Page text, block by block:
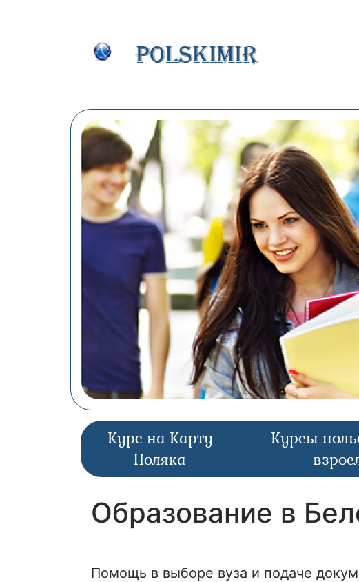
Курс на Карту
Поляка
Курсы
Образование в
Помощь в выборе вуза и подаче